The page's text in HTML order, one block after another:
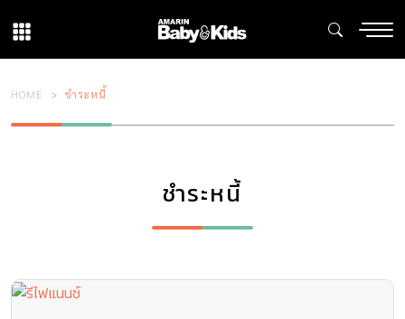
HOME ชำระหนี้
ชำระหนี้